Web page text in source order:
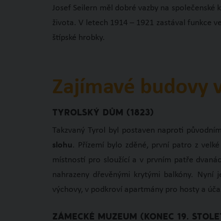
Josef Seilern měl dobré vazby na
života. V letech 1914 – 1921 zastával funkce
štípské hrobky.
Zajímavé budovy
TYROLSKÝ DŮM (1823)
Takzvaný Tyrol byl postaven naproti
slohu . Přízemí bylo zděné, první patro z
místností pro sloužící a v prvním patře
nahrazeny dřevěnými krytými balkóny.
výchovy, v podkroví apartmány pro hosty a
ZÁMECKÉ MUZEUM (KONEC 19.